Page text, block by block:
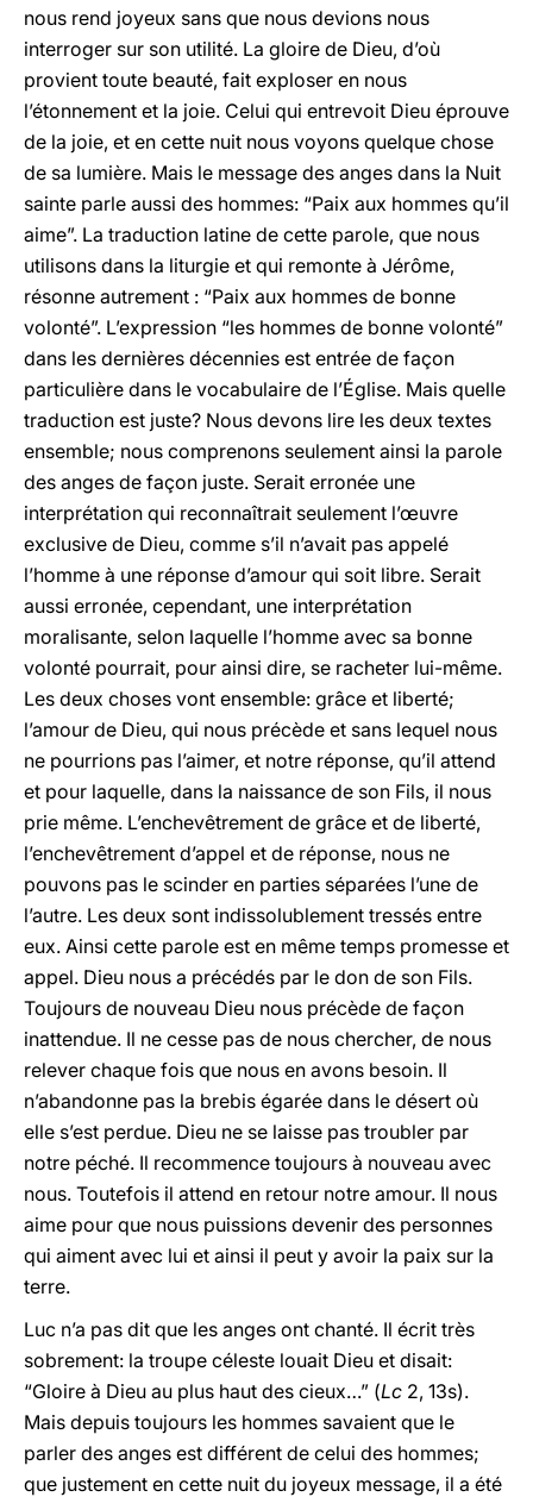
nous rend joyeux sans que nous devions nous
interroger sur son utilité. La gloire de Dieu, d’où
provient toute beauté, fait exploser en nous
l’étonnement et la joie. Celui qui entrevoit Dieu éprouve
de la joie, et en cette nuit nous voyons quelque chose
de sa lumière. Mais le message des anges dans la Nuit
sainte parle aussi des hommes: “Paix aux hommes qu’il
aime”. La traduction latine de cette parole, que nous
utilisons dans la liturgie et qui remonte à Jérôme,
résonne autrement : “Paix aux hommes de bonne
volonté”. L’expression “les hommes de bonne volonté”
dans les dernières décennies est entrée de façon
particulière dans le vocabulaire de l’Église. Mais quelle
traduction est juste? Nous devons lire les deux textes
ensemble; nous comprenons seulement ainsi la parole
des anges de façon juste. Serait erronée une
interprétation qui reconnaîtrait seulement l’œuvre
exclusive de Dieu, comme s’il n’avait pas appelé
l’homme à une réponse d’amour qui soit libre. Serait
aussi erronée, cependant, une interprétation
moralisante, selon laquelle l’homme avec sa bonne
volonté pourrait, pour ainsi dire, se racheter lui-même.
Les deux choses vont ensemble: grâce et liberté;
l’amour de Dieu, qui nous précède et sans lequel nous
ne pourrions pas l’aimer, et notre réponse, qu’il attend
et pour laquelle, dans la naissance de son Fils, il nous
prie même. L’enchevêtrement de grâce et de liberté,
l’enchevêtrement d’appel et de réponse, nous ne
pouvons pas le scinder en parties séparées l’une de
l’autre. Les deux sont indissolublement tressés entre
eux. Ainsi cette parole est en même temps promesse et
appel. Dieu nous a précédés par le don de son Fils.
Toujours de nouveau Dieu nous précède de façon
inattendue. Il ne cesse pas de nous chercher, de nous
relever chaque fois que nous en avons besoin. Il
n’abandonne pas la brebis égarée dans le désert où
elle s’est perdue. Dieu ne se laisse pas troubler par
notre péché. Il recommence toujours à nouveau avec
nous. Toutefois il attend en retour notre amour. Il nous
aime pour que nous puissions devenir des personnes
qui aiment avec lui et ainsi il peut y avoir la paix sur la
terre.
Luc n’a pas dit que les anges ont chanté. Il écrit très
sobrement: la troupe céleste louait Dieu et disait:
“Gloire à Dieu au plus haut des cieux…” (Lc 2, 13s).
Mais depuis toujours les hommes savaient que le
parler des anges est différent de celui des hommes;
que justement en cette nuit du joyeux message, il a été